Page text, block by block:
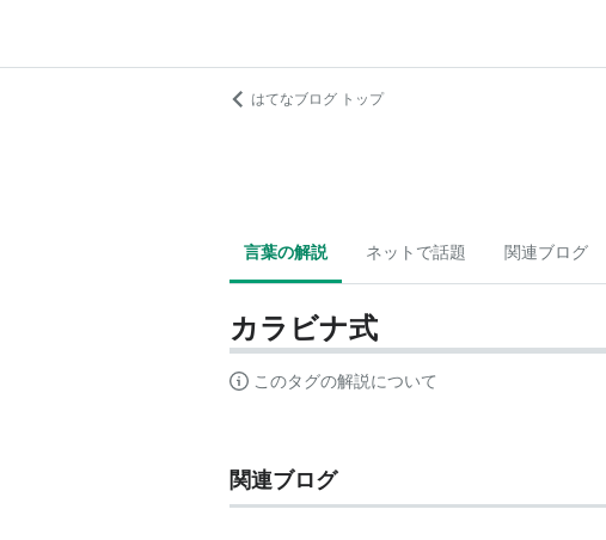
はてなブログ トップ
言葉の解説 ネットで話題 関連ブログ
カラビナ式
このタグの解説について
関連ブログ